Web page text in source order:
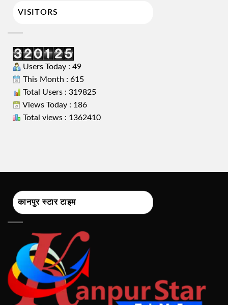
VISITORS
Users Today : 49
This Month : 615
Total Users : 319825
Views Today : 186
Total views : 1362410
कानपुर स्टार टाइम